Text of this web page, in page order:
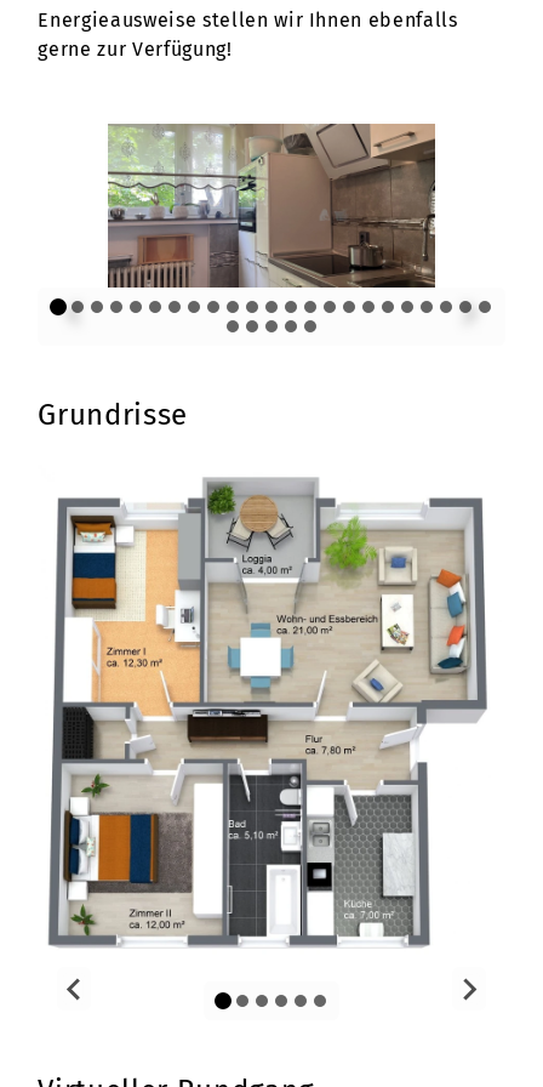
Energieausweise stellen wir Ihnen ebenfalls
gerne zur Verfügung!
Grundrisse